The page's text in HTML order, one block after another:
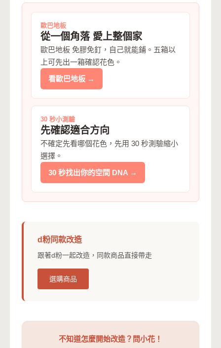
歐巴地板
從一個角落 愛上整個家
歐巴地板 免膠免釘，自己就能鋪。五箱以
上可先出一箱確認花色。
看歐巴地板 →
30 秒小測驗
先確認適合方向
不確定先看哪個花色，先用 30 秒測驗縮小
選擇。
30 秒找出你的空間 DNA →
d粉同款改造
跟著d粉一起改造，同款商品直接帶走
選購商品
不知道怎麼開始改造？問小花！